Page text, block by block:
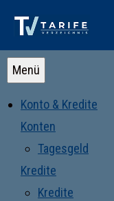
Menü
Konto & Kredite
Konten
Tagesgeld
Kredite
Kredite